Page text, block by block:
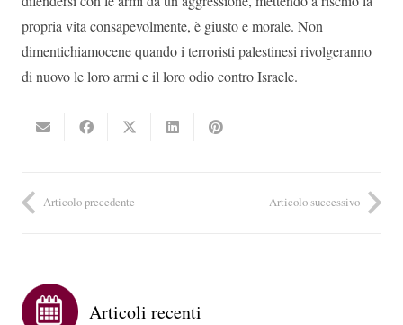
propria vita consapevolmente, è giusto e morale. Non
dimentichiamocene quando i terroristi palestinesi rivolgeranno
di nuovo le loro armi e il loro odio contro Israele.
Articolo precedente Articolo successivo
Articoli recenti